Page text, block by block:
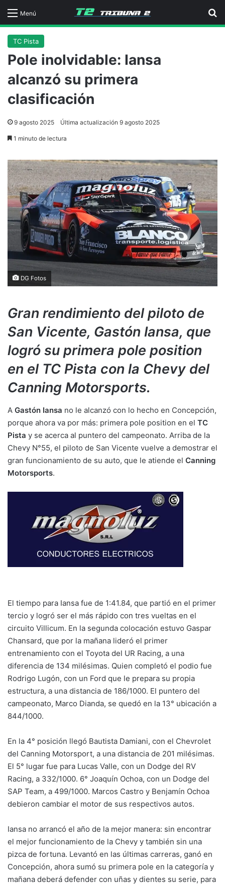
Menú
TC Pista
Pole inolvidable: Iansa
alcanzó su primera
clasificación
9 agosto 2025 Última actualización 9 agosto 2025
1 minuto de lectura
DG Fotos
Gran rendimiento del piloto de
San Vicente, Gastón Iansa, que
logró su primera pole position
en el TC Pista con la Chevy del
Canning Motorsports.
A Gastón Iansa no le alcanzó con lo hecho en Concepción,
porque ahora va por más: primera pole position en el TC
Pista y se acerca al puntero del campeonato. Arriba de la
Chevy N°55, el piloto de San Vicente vuelve a demostrar el
gran funcionamiento de su auto, que le atiende el Canning
Motorsports.
El tiempo para Iansa fue de 1:41.84, que partió en el primer
tercio y logró ser el más rápido con tres vueltas en el
circuito Villicum. En la segunda colocación estuvo Gaspar
Chansard, que por la mañana lideró el primer
entrenamiento con el Toyota del UR Racing, a una
diferencia de 134 milésimas. Quien completó el podio fue
Rodrigo Lugón, con un Ford que le prepara su propia
estructura, a una distancia de 186/1000. El puntero del
campeonato, Marco Dianda, se quedó en la 13° ubicación a
844/1000.
En la 4° posición llegó Bautista Damiani, con el Chevrolet
del Canning Motorsport, a una distancia de 201 milésimas.
El 5° lugar fue para Lucas Valle, con un Dodge del RV
Racing, a 332/1000. 6° Joaquín Ochoa, con un Dodge del
SAP Team, a 499/1000. Marcos Castro y Benjamín Ochoa
debieron cambiar el motor de sus respectivos autos.
Iansa no arrancó el año de la mejor manera: sin encontrar
el mejor funcionamiento de la Chevy y también sin una
pizca de fortuna. Levantó en las últimas carreras, ganó en
Concepción, ahora sumó su primera pole en la categoría y
mañana deberá defender con uñas y dientes su serie, para